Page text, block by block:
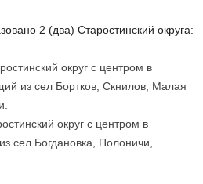
2 (два) Старостинский округа:
округ с центром в
из сел Бортков, Скнилов, Малая
округ с центром в
сел Богдановка, Полоничи,